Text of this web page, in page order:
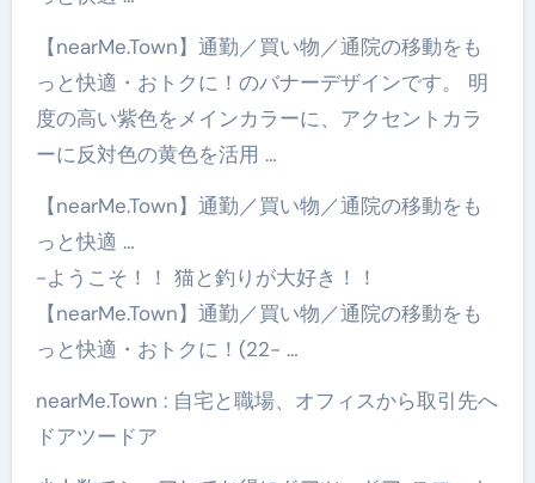
【nearMe.Town】通勤／買い物／通院の移動をも
っと快適・おトクに！のバナーデザインです。 明
度の高い紫色をメインカラーに、アクセントカラ
ーに反対色の黄色を活用 …
【nearMe.Town】通勤／買い物／通院の移動をも
っと快適 …
-ようこそ！！ 猫と釣りが大好き！！
【nearMe.Town】通勤／買い物／通院の移動をも
っと快適・おトクに！(22- …
nearMe.Town : 自宅と職場、オフィスから取引先へ
ドアツードア